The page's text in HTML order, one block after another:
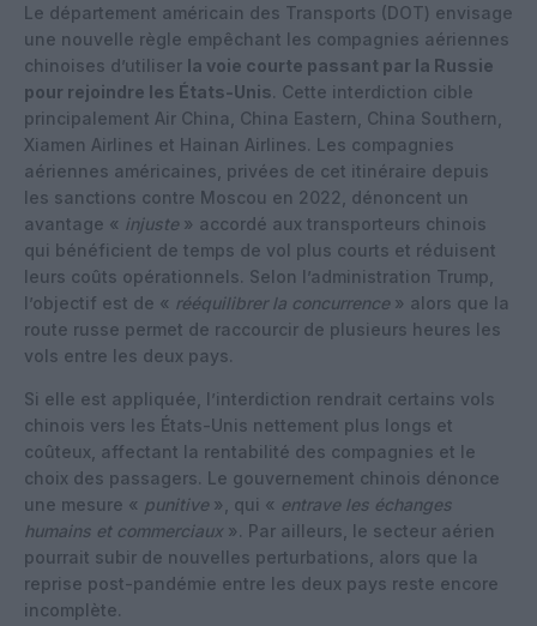
Le département américain des Transports (DOT) envisage
une nouvelle règle empêchant les compagnies aériennes
chinoises d’utiliser la voie courte passant par la Russie
pour rejoindre les États-Unis. Cette interdiction cible
principalement Air China, China Eastern, China Southern,
Xiamen Airlines et Hainan Airlines. Les compagnies
aériennes américaines, privées de cet itinéraire depuis
les sanctions contre Moscou en 2022, dénoncent un
avantage « injuste » accordé aux transporteurs chinois
qui bénéficient de temps de vol plus courts et réduisent
leurs coûts opérationnels. Selon l’administration Trump,
l’objectif est de « rééquilibrer la concurrence » alors que la
route russe permet de raccourcir de plusieurs heures les
vols entre les deux pays.​
Si elle est appliquée, l’interdiction rendrait certains vols
chinois vers les États-Unis nettement plus longs et
coûteux, affectant la rentabilité des compagnies et le
choix des passagers. Le gouvernement chinois dénonce
une mesure « punitive », qui « entrave les échanges
humains et commerciaux ». Par ailleurs, le secteur aérien
pourrait subir de nouvelles perturbations, alors que la
reprise post-pandémie entre les deux pays reste encore
incomplète.​